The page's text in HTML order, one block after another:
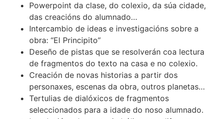
Powerpoint da clase, do colexio, da súa cidade,
das creacións do alumnado…
Intercambio de ideas e investigacións sobre a
obra: “El Principito”
Deseño de pistas que se resolverán coa lectura
de fragmentos do texto na casa e no colexio.
Creación de novas historias a partir dos
personaxes, escenas da obra, outros planetas…
Tertulias de dialóxicos de fragmentos
seleccionados para a idade do noso alumnado.